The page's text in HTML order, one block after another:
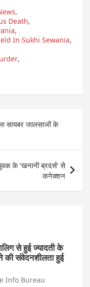
,
Death,
,
In Sukhi Sewania,
,
सायबर जालसाजों के
के ‘खनानी ब्रदर्स’ से
कनेक्शन
से हुई ज्यादती के
की संवेदनशीलता हुई
Info Bureau